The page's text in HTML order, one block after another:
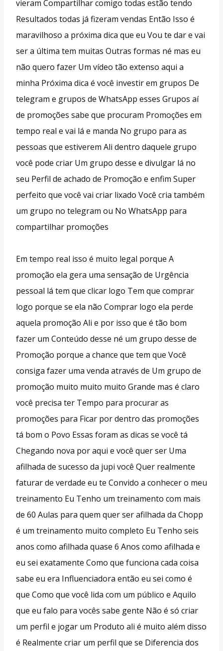
vieram Compartilhar comigo todas estão tendo
Resultados todas já fizeram vendas Então Isso é
maravilhoso a próxima dica que eu Vou te dar e vai
ser a última tem muitas Outras formas né mas eu
não quero fazer Um vídeo tão extenso aqui a
minha Próxima dica é você investir em grupos De
telegram e grupos de WhatsApp esses Grupos aí
de promoções sabe que procuram Promoções em
tempo real e vai lá e manda No grupo para as
pessoas que estiverem Ali dentro daquele grupo
você pode criar Um grupo desse e divulgar lá no
seu Perfil de achado de Promoção e enfim Super
perfeito que você vai criar lixado Você cria também
um grupo no telegram ou No WhatsApp para
compartilhar promoções
Em tempo real isso é muito legal porque A
promoção ela gera uma sensação de Urgência
pessoal lá tem que clicar logo Tem que comprar
logo porque se ela não Comprar logo ela perde
aquela promoção Ali e por isso que é tão bom
fazer um Conteúdo desse né um grupo desse de
Promoção porque a chance que tem que Você
consiga fazer uma venda através de Um grupo de
promoção muito muito muito Grande mas é claro
você precisa ter Tempo para procurar as
promoções para Ficar por dentro das promoções
tá bom o Povo Essas foram as dicas se você tá
Chegando nova por aqui e você quer ser Uma
afilhada de sucesso da jupi você Quer realmente
faturar de verdade eu te Convido a conhecer o meu
treinamento Eu Tenho um treinamento com mais
de 60 Aulas para quem quer ser afilhada da Chopp
é um treinamento muito completo Eu Tenho seis
anos como afilhada quase 6 Anos como afilhada e
eu sei exatamente Como que funciona cada coisa
sabe eu era Influenciadora então eu sei como é
que Como que você lida com um público e Aquilo
que eu falo para vocês sabe gente Não é só criar
um perfil e jogar um Produto ali é muito além disso
é Realmente criar um perfil que se Diferencia dos